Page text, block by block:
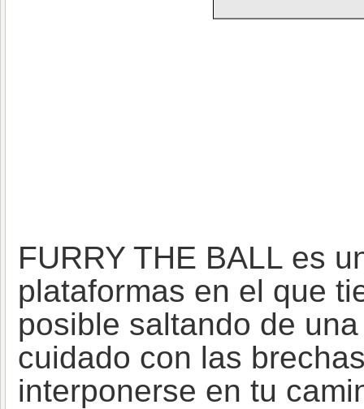
FURRY THE BALL es
plataformas en el que
posible saltando de
cuidado con las
interponerse en tu